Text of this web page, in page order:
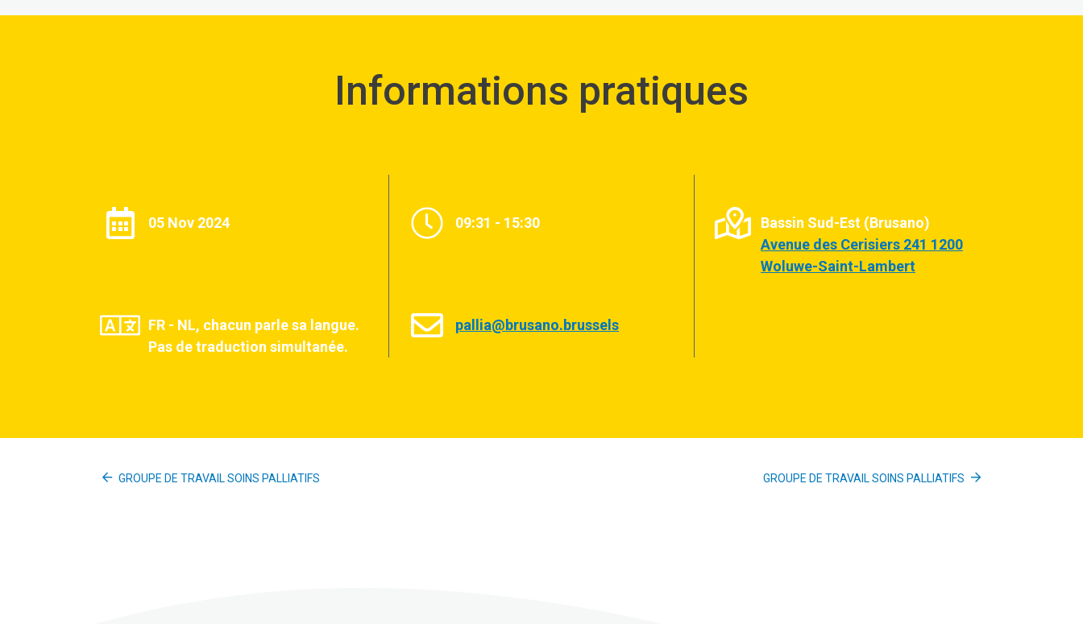
Informations pratiques
05 Nov 2024 09:31 - 15:30
Bassin Sud-Est (Brusano)
Avenue des Cerisiers 241 1200
Woluwe-Saint-Lambert
FR - NL, chacun parle sa langue.
Pas de traduction simultanée.
pallia@brusano.brussels
GROUPE DE TRAVAIL SOINS PALLIATIFS GROUPE DE TRAVAIL SOINS PALLIATIFS